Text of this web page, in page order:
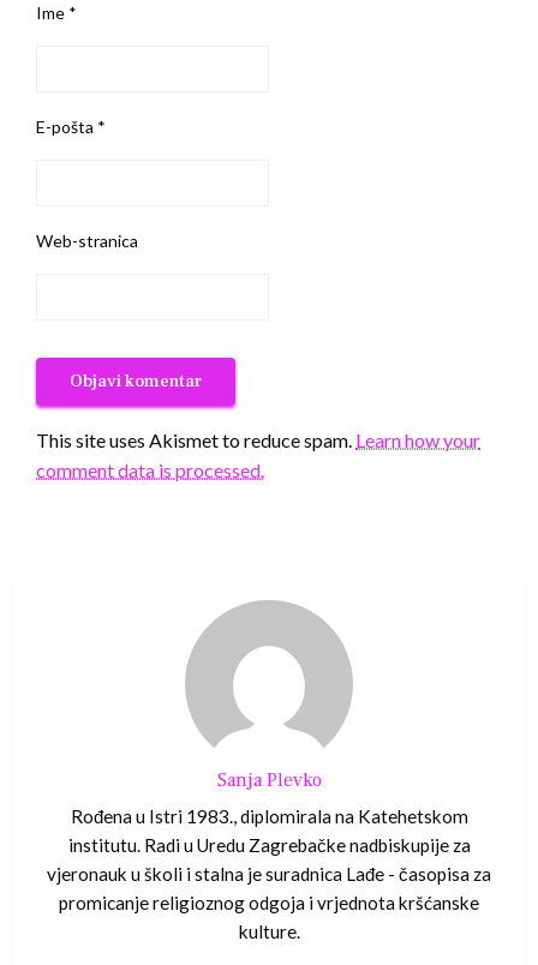
Ime *
E-pošta *
Web-stranica
This site uses Akismet to reduce spam. Learn how your
comment data is processed.
Sanja Plevko
Rođena u Istri 1983., diplomirala na Katehetskom
institutu. Radi u Uredu Zagrebačke nadbiskupije za
vjeronauk u školi i stalna je suradnica Lađe - časopisa za
promicanje religioznog odgoja i vrjednota kršćanske
kulture.